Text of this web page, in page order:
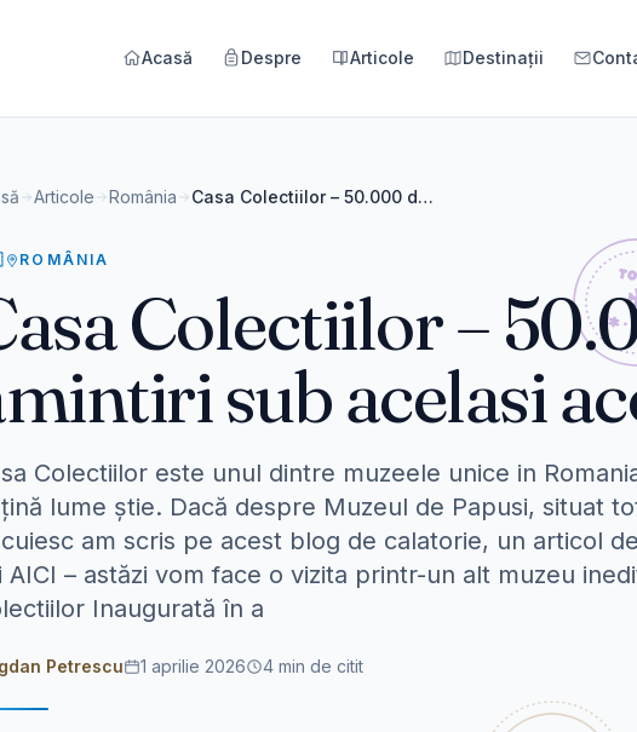
Acasă Despre Articole Destinații
Articole România Casa Colectiilor – 50.000 de amintiri sub acelasi acoperis
ROMÂNIA
Colectiilor –
sub acelasi
Colectiilor este unul dintre muzeele unice in
lume știe. Dacă despre Muzeul de Papusi, situat
am scris pe acest blog de calatorie, un articol
AICI – astăzi vom face o vizita printr-un alt muzeu
Inaugurată în a
Petrescu 1 aprilie 2026 4 min de citit